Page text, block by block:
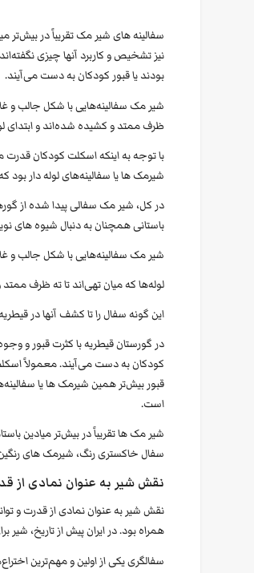
سفالینه های شیر مک تقریباً در
نیز تشخیص و کاربرد آنها چیزی
بودند یا قبور کودکان به دست می‌آیند.
شیر مک سفالینه‌هایی با شکل جالب و
ظرف ممتد و کشیده شده‌اند و ابتدای
با توجه به اینکه اسکلت کودکان
شیرمک ها یا سفالینه‌های لوله دار
در کل، شیر مک سفالی پیدا شده از
باستانی همچنان به دنبال شیوه های
شیر مک سفالینه‌هایی با شکل جالب و
لوله‌ها که میان تهی‌اند تا ته ظرف
این گونه سفال را تا کشف آنها در
در گورستان قیطریه با کثرت قبور و
کودکان به دست می‌آیند. معمولاً
قبور بیش‌تر همین شیرمک ها یا
است.
شیر مک ها تقریباً در بیش‌تر میادین
سفال خاکستری رنگ، شیرمک های
نقش شیر به عنوان نمادی از
نقش شیر به عنوان نمادی از قدرت و
همراه بود. در ایران پیش از تاریخ،
سفالگری یکی از اولین و مهم‌ترین